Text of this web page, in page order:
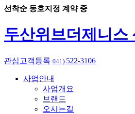
선착순 동호지정 계약 중
두산위브더제니스
관심고객등록 041) 522-3106
사업안내
사업개요
브랜드
오시는길